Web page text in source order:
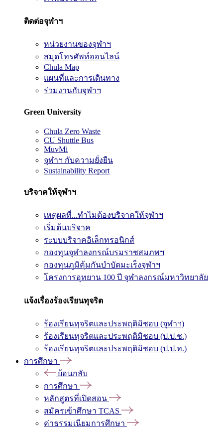
ติดต่อจุฬาฯ
หน่วยงานของจุฬาฯ
สมุดโทรศัพท์ออนไลน์
Chula Map
แผนที่และการเดินทาง
ร่วมงานกับจุฬาฯ
Green University
Chula Zero Waste
CU Shuttle Bus
MuvMi
จุฬาฯ กับความยั่งยืน
Sustainability Report
บริจาคให้จุฬาฯ
เหตุผลที่...ทำไมต้องบริจาคให้จุฬาฯ
เริ่มต้นบริจาค
ระบบบริจาคอิเล็กทรอนิกส์
กองทุนจุฬาลงกรณ์บรมราชสมภพฯ
กองทุนภูมิคุ้มกันบำบัดมะเร็งจุฬาฯ
โครงการอุทยาน 100 ปี จุฬาลงกรณ์มหาวิทยาลัย
แจ้งเรื่องร้องเรียนทุจริต
ร้องเรียนทุจริตและประพฤติมิชอบ (จุฬาฯ)
ร้องเรียนทุจริตและประพฤติมิชอบ (ป.ป.ช.)
ร้องเรียนทุจริตและประพฤติมิชอบ (ป.ป.ท.)
การศึกษา
ย้อนกลับ
การศึกษา
หลักสูตรที่เปิดสอน
สมัครเข้าศึกษา TCAS
ค่าธรรมเนียมการศึกษา